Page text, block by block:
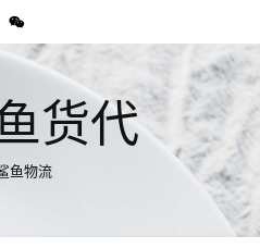
货代
鱼物流